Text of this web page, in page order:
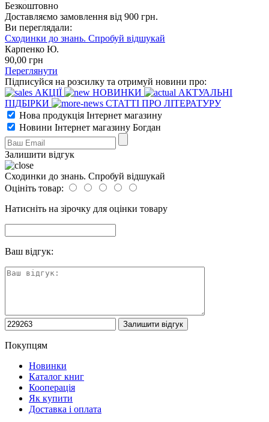
Безкоштовно
Доставляємо замовлення від 900 грн.
Ви переглядали:
Сходинки до знань. Спробуй відшукай
Карпенко Ю.
90,00 грн
Переглянути
Підписуйся на розсилку та отримуй новини про:
АКЦІЇ
НОВИНКИ
АКТУАЛЬНІ
ПІДБІРКИ
СТАТТІ ПРО ЛІТЕРАТУРУ
Нова продукція Інтернет магазину
Новини Інтернет магазину Богдан
Залишити відгук
Сходинки до знань. Спробуй відшукай
Оцініть товар:
Натисніть на зірочку для оцінки товару
Ваш відгук:
Покупцям
Новинки
Каталог книг
Кооперація
Як купити
Доставка і оплата